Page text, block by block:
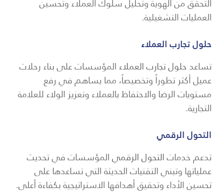
العمليات التشغيلية.
حلول تجارب العملاء
تساعدحلول تجارب العملاءالمؤسسات على بناء رحلات
عميل أكثر تطوراً وتخصيصاً، مما يساهم في رفع
مستويات الرضا والاحتفاظ بالعملاء وتعزيز الولاء للعلامة
التجارية.
التحول الرقمي
تدعم خدماتالتحول الرقميالمؤسسات في تحديث
عملياتها وتبني التقنيات الحديثة التي تساعدها على
تحسين الأداء وتحقيق أهدافها الاستراتيجية بكفاءة أعلى.